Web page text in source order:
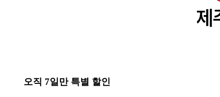
오직 7일만 특별 할인